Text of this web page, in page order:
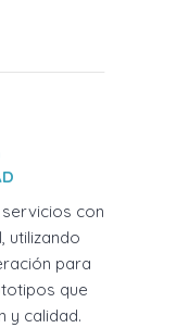
con
utilizando
para
que
y calidad.